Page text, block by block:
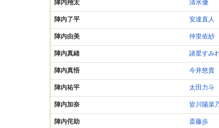
陣内翔太 清水優
陣内了平 安達直人
陣内由美 仲里依紗
陣内真緒 諸星すみ
陣内真悟 今井悠貴
陣内祐平 太田力斗
陣内加奈 皆川陽菜
陣内侘助 斎藤歩